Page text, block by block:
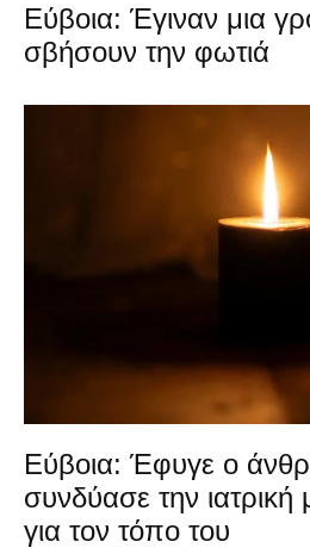
Εύβοια: Έγιναν μια
σβήσουν την φωτιά
Εύβοια: Έφυγε ο
συνδύασε την
για τον τόπο του